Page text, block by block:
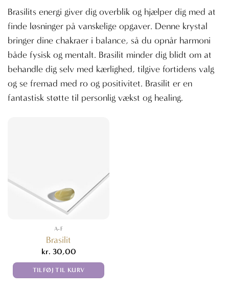
Brasilits energi giver dig overblik og hjælper dig med at
finde løsninger på vanskelige opgaver. Denne krystal
bringer dine chakraer i balance, så du opnår harmoni
både fysisk og mentalt. Brasilit minder dig blidt om at
behandle dig selv med kærlighed, tilgive fortidens valg
og se fremad med ro og positivitet. Brasilit er en
fantastisk støtte til personlig vækst og healing.
A-F
Brasilit
kr. 30,00
TILFØJ TIL KURV